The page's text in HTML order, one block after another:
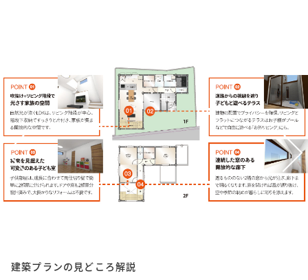
建築プランの見どころ解説